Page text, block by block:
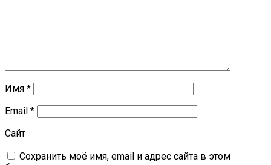
Имя *
Email *
Сайт
Сохранить моё имя, email и адрес сайта в этом